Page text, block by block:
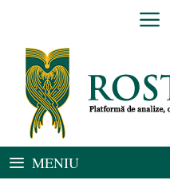
conținut
MENIU